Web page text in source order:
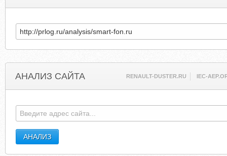
АНАЛИЗ САЙТА RENAULT-DUSTER.RU IEC-